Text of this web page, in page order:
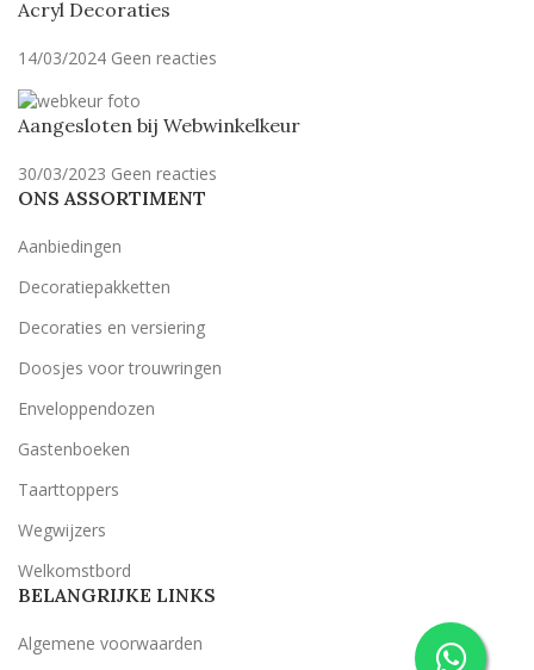
Acryl Decoraties
14/03/2024 Geen reacties
Aangesloten bij Webwinkelkeur
30/03/2023 Geen reacties
ONS ASSORTIMENT
Aanbiedingen
Decoratiepakketten
Decoraties en versiering
Doosjes voor trouwringen
Enveloppendozen
Gastenboeken
Taarttoppers
Wegwijzers
Welkomstbord
BELANGRIJKE LINKS
Algemene voorwaarden